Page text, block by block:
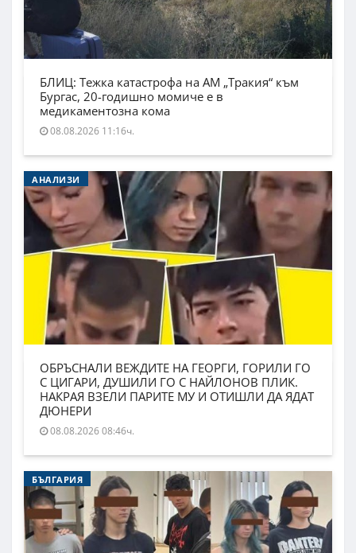
БЛИЦ: Тежка катастрофа на АМ „Тракия“ към
Бургас, 20-годишно момиче е в
медикаментозна кома
08.08.2026 11:16ч.
АНАЛИЗИ
ОБРЪСНАЛИ ВЕЖДИТЕ НА ГЕОРГИ, ГОРИЛИ ГО
С ЦИГАРИ, ДУШИЛИ ГО С НАЙЛОНОВ ПЛИК.
НАКРАЯ ВЗЕЛИ ПАРИТЕ МУ И ОТИШЛИ ДА ЯДАТ
ДЮНЕРИ
08.08.2026 08:46ч.
БЪЛГАРИЯ